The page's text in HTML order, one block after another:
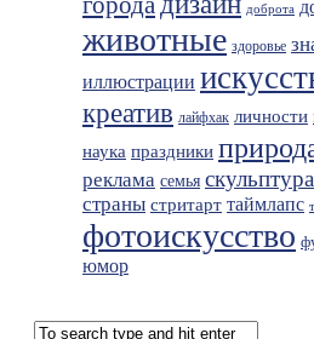
доброта
животные здоровье
иллюстрации
креатив лайфхак личности
наука праздники
реклама семья скульптура
страны стритарт таймлапс
фотоискусство
юмор